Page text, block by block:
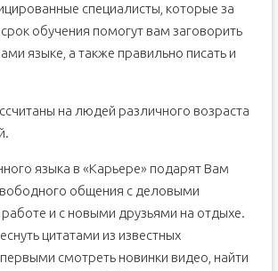
специалисты, которые за
обучения помогут вам заговорить
языке, а также правильно писать и
на людей различного возраста
языка в «Карьере» подарят Вам
общения с деловыми
и с новыми друзьями на отдыхе.
цитатами из известных
смотреть новинки видео, найти